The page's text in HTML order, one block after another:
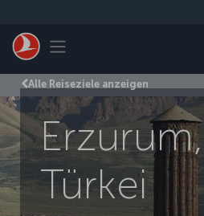
Toggle navigation
Alle Reiseziele anzeigen
Erzurum,
Türkei